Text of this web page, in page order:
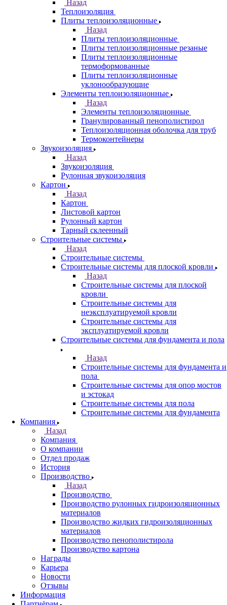
Назад
Теплоизоляция
Плиты теплоизоляционные
Назад
Плиты теплоизоляционные
Плиты теплоизоляционные резаные
Плиты теплоизоляционные
термоформованные
Плиты теплоизоляционные
уклонообразующие
Элементы теплоизоляционные
Назад
Элементы теплоизоляционные
Гранулированный пенополистирол
Теплоизоляционная оболочка для труб
Термоконтейнеры
Звукоизоляция
Назад
Звукоизоляция
Рулонная звукоизоляция
Картон
Назад
Картон
Листовой картон
Рулонный картон
Тарный склеенный
Строительные системы
Назад
Строительные системы
Строительные системы для плоской кровли
Назад
Строительные системы для плоской
кровли
Строительные системы для
неэксплуатируемой кровли
Строительные системы для
эксплуатируемой кровли
Строительные системы для фундамента и пола
Назад
Строительные системы для фундамента и
пола
Строительные системы для опор мостов
и эстокад
Строительные системы для пола
Строительные системы для фундамента
Компания
Назад
Компания
О компании
Отдел продаж
История
Производство
Назад
Производство
Производство рулонных гидроизоляционных
материалов
Производство жидких гидроизоляционных
материалов
Производство пенополистирола
Производство картона
Награды
Карьера
Новости
Отзывы
Информация